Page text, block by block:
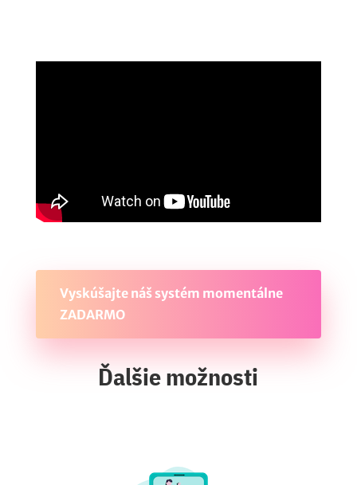
Vyskúšajte náš systém momentálne
ZADARMO
Ďalšie možnosti